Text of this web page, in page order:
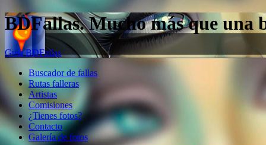
BDFallas. Mucho más que una
Guía BDFallas
Buscador de fallas
Rutas falleras
Artistas
Comisiones
¿Tienes fotos?
Contacto
Galería de fotos